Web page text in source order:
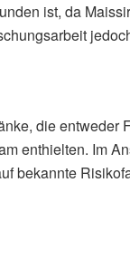
ist, da
die entweder
enthielten. Im
bekannte